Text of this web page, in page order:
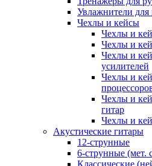
Увлажнители для
Чехлы и кейсы
Чехлы и
Чехлы и
Чехлы и
усилителей
Чехлы и
Чехлы и
гитар
Чехлы и
Акустические гитары
12-струнные
6-струнные (мет.
Классические